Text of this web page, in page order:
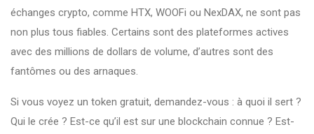
échanges crypto, comme HTX, WOOFi ou NexDAX, ne sont pas
non plus tous fiables. Certains sont des plateformes actives
avec des millions de dollars de volume, d’autres sont des
fantômes ou des arnaques.
Si vous voyez un token gratuit, demandez-vous : à quoi il sert ?
Qui le crée ? Est-ce qu’il est sur une blockchain connue ? Est-